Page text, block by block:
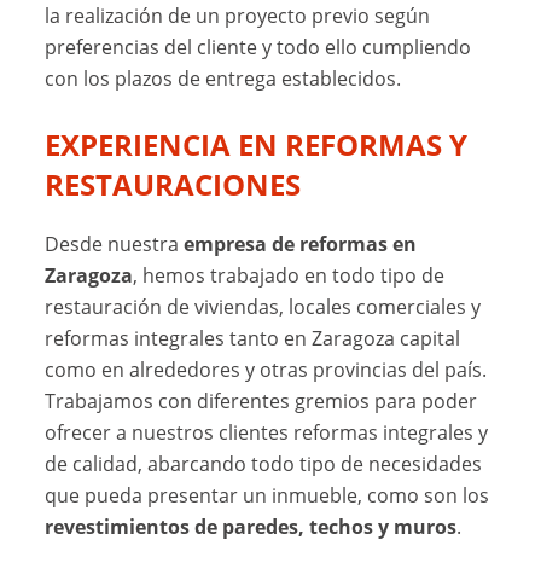
la realización de un proyecto previo según
preferencias del cliente y todo ello cumpliendo
con los plazos de entrega establecidos.
EXPERIENCIA EN REFORMAS Y
RESTAURACIONES
Desde nuestraempresa de reformas en
Zaragoza, hemos trabajado en todo tipo de
restauración de viviendas, locales comerciales y
reformas integrales tanto en Zaragoza capital
como en alrededores y otras provincias del país.
Trabajamos con diferentes gremios para poder
ofrecer a nuestros clientes reformas integrales y
de calidad, abarcando todo tipo de necesidades
que pueda presentar un inmueble, como son los
revestimientos de paredes, techos y muros.